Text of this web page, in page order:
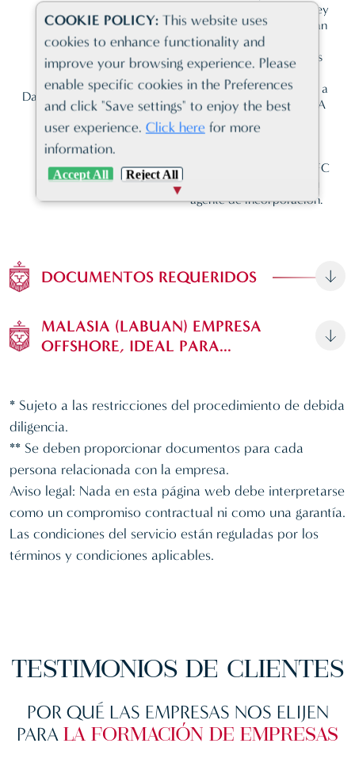
Datos adicionales
Labuan se rigen por la Ley
de Sociedades de Labuan
de 1990 (LCA) y pueden
llevar a cabo actividades
comerciales o no
comerciales en, desde o a
través de Labuan. La LCA
requiere la contratación
de los servicios de una
registrada en Labuan IBFC
agente de incorporación.
DOCUMENTOS REQUERIDOS
MALASIA (LABUAN) EMPRESA
OFFSHORE, IDEAL PARA...
* Sujeto a las restricciones del procedimiento de debida
diligencia.
** Se deben proporcionar documentos para cada
persona relacionada con la empresa.
Aviso legal: Nada en esta página web debe interpretarse
como un compromiso contractual ni como una garantía.
Las condiciones del servicio están reguladas por los
términos y condiciones aplicables.
TESTIMONIOS DE CLIENTES
POR QUÉ LAS EMPRESAS NOS ELIJEN
PARA LA FORMACIÓN DE EMPRESAS
COOKIE POLICY: This website uses
cookies to enhance functionality and
improve your browsing experience. Please
enable specific cookies in the Preferences
and click "Save settings" to enjoy the best
user experience. Click herefor more
information.
Accept All Reject All